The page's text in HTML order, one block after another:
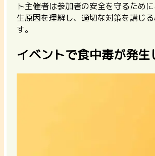
ト主催者は参加者の安全を守るため
生原因を理解し、適切な対策を講じ
す。
イベントで食中毒が発生